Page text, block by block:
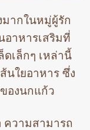
มากในหมู่ผู้รัก
าหารเสริมที่
เล็กๆ เหล่านี้
นใยอาหาร ซึ่ง
องนกแก้ว
ความสามารถ